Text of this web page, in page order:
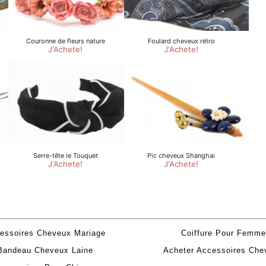
Cheveux Mariage Coiffure Pour Femme
Cheveux Laine Acheter Accessoires